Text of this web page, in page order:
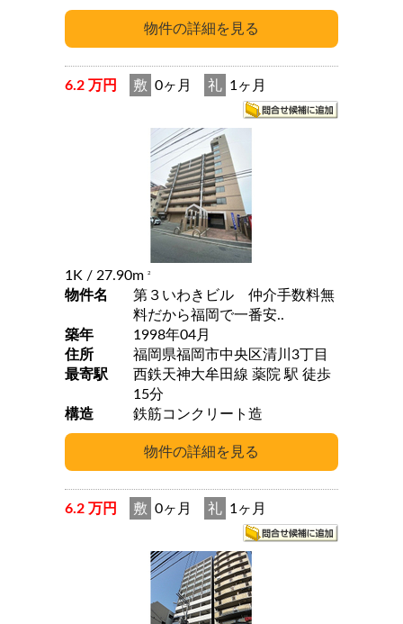
6.2 万円 敷 0ヶ月 礼 1ヶ月
1K / 27.90m 2
物件名
第３いわきビル 仲介手数料無
料だから福岡で一番安..
築年
1998年04月
住所
福岡県福岡市中央区清川3丁目
最寄駅
西鉄天神大牟田線 薬院 駅 徒歩
15分
構造
鉄筋コンクリート造
6.2 万円 敷 0ヶ月 礼 1ヶ月